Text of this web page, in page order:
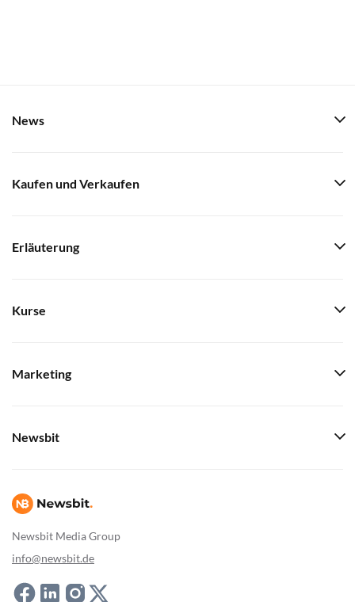
Newsbit Media Group
info@newsbit.de
News
Kaufen und Verkaufen
Erläuterung
Kurse
Marketing
Newsbit